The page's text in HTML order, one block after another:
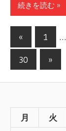
続きを読む »
投
稿
ビ
«
の
記
事
1 …
30
次
»
月
火